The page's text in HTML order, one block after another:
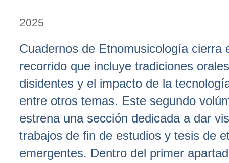
2025
Cuadernos de Etnomusicología cierra
recorrido que incluye tradiciones
disidentes y el impacto de la
entre otros temas. Este segundo
estrena una sección dedicada a dar
trabajos de fin de estudios y tesis de
emergentes. Dentro del primer